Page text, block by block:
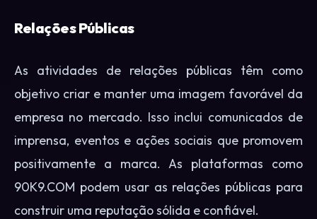
Relações Públicas
As atividades de relações públicas têm como
objetivo criar e manter uma imagem favorável da
empresa no mercado. Isso inclui comunicados de
imprensa, eventos e ações sociais que promovem
positivamente a marca. As plataformas como
90K9.COM podem usar as relações públicas para
construir uma reputação sólida e confiável.